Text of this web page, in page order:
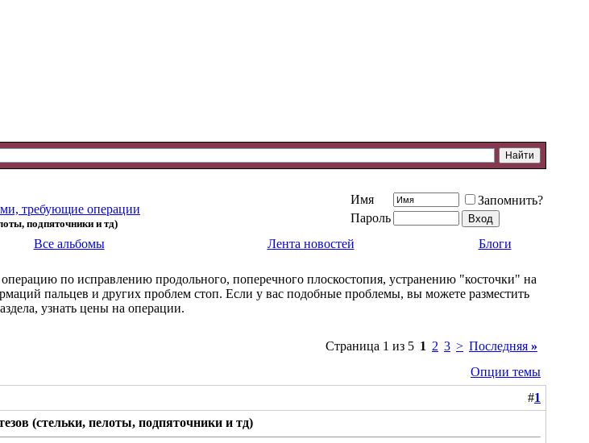
требующие операции
подпяточники и тд)
Имя
Запомнить?
Пароль
Все альбомы Лента новостей Блоги
по исправлению продольного, поперечного плоскостопия, устранению "косточки" на
пальцев и других проблем стоп. Если у вас подобные проблемы, вы можете разместить
узнать цены на операции.
Страница 1 из 5 1 2 3 > Последняя »
Опции темы
#1
(стельки, пелоты, подпяточники и тд)